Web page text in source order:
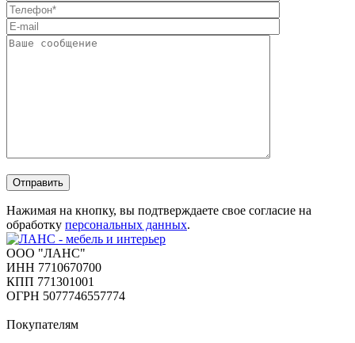
Отправить
Нажимая на кнопку, вы подтверждаете свое согласие на
обработку персональных данных.
ООО "ЛАНС"
ИНН 7710670700
КПП 771301001
ОГРН 5077746557774
Покупателям